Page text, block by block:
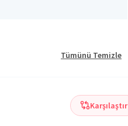
Tümünü Temizle
Karşılaştır